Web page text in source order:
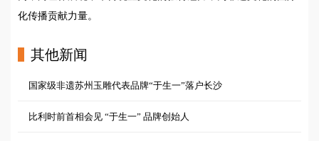
化传播贡献力量。
其他新闻
国家级非遗苏州玉雕代表品牌“于生一”落户长沙
比利时前首相会见 “于生一” 品牌创始人